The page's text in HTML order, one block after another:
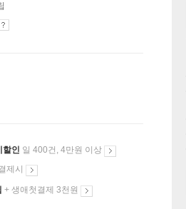
할인 일 400건, 4만원 이상
제시
+ 생애첫결제 3천원